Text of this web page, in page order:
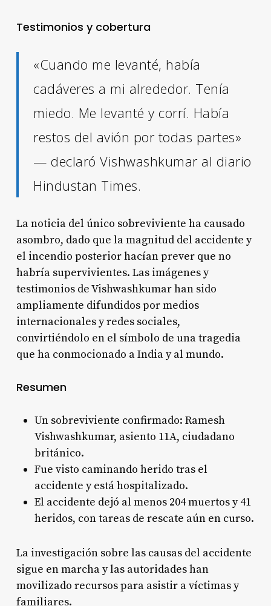
Testimonios y cobertura
«Cuando me levanté, había
cadáveres a mi alrededor. Tenía
miedo. Me levanté y corrí. Había
restos del avión por todas partes»
— declaró Vishwashkumar al diario
Hindustan Times.
La noticia del único sobreviviente ha causado
asombro, dado que la magnitud del accidente y
el incendio posterior hacían prever que no
habría supervivientes. Las imágenes y
testimonios de Vishwashkumar han sido
ampliamente difundidos por medios
internacionales y redes sociales,
convirtiéndolo en el símbolo de una tragedia
que ha conmocionado a India y al mundo.
Resumen
Un sobreviviente confirmado: Ramesh
Vishwashkumar, asiento 11A, ciudadano
británico.
Fue visto caminando herido tras el
accidente y está hospitalizado.
El accidente dejó al menos 204 muertos y 41
heridos, con tareas de rescate aún en curso.
La investigación sobre las causas del accidente
sigue en marcha y las autoridades han
movilizado recursos para asistir a víctimas y
familiares.